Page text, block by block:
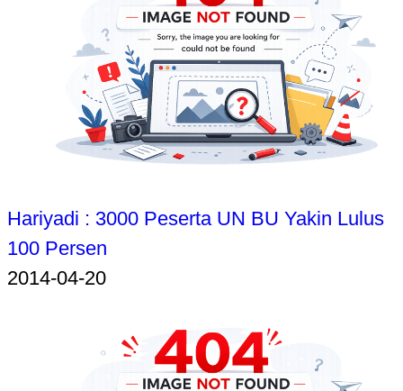
Hariyadi : 3000 Peserta UN BU Yakin Lulus
100 Persen
2014-04-20